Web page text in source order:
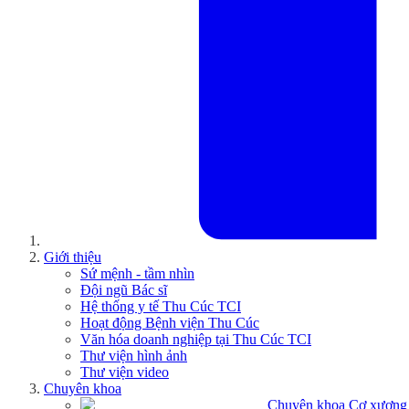
Giới thiệu
Sứ mệnh - tầm nhìn
Đội ngũ Bác sĩ
Hệ thống y tế Thu Cúc TCI
Hoạt động Bệnh viện Thu Cúc
Văn hóa doanh nghiệp tại Thu Cúc TCI
Thư viện hình ảnh
Thư viện video
Chuyên khoa
Chuyên khoa Cơ